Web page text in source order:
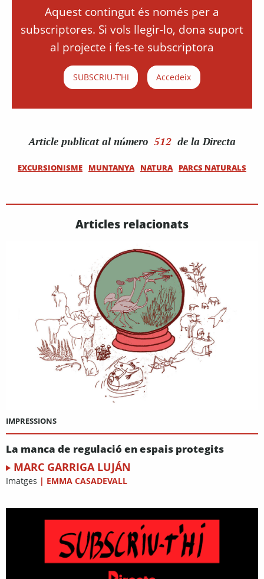
Aquest contingut és només per a
subscriptores. Si vols llegir-lo, dona suport
al projecte i fes-te subscriptora
SUBSCRIU-T’HI Accedeix
Article publicat al número 512 de la Directa
EXCURSIONISME MUNTANYA NATURA PARCS NATURALS
Articles relacionats
IMPRESSIONS
La manca de regulació en espais protegits
MARC GARRIGA LUJÁN
Imatges | EMMA CASADEVALL